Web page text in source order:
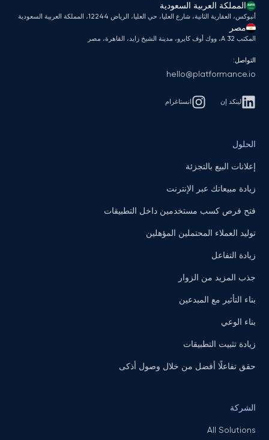
المملكة العربية السعودية
أنبوكس، العقارية الثانية، شارع العليا، حي العليا، الرياض 12244، المملكة العربية السعودية
مصر
المكتب A 32، ووك أوف كايرو، مدينة الشيخ زايد، القاهرة، مصر
التواصل:
hello@platformance.io
لينكد إن انستاغرام
الحلول
إعلانات البيع بالتجزئة
زيادة مبيعاتك عبر الإنترنت
فتح فرص كسب مستخدمين داخل التطبيقات
توليد العملاء المحتملين المؤهلين
زيادة التفاعل
جذب المزيد من الزوار
بناء التأثير مع المبدعين
بناء الوعي
زيادة تثبيت التطبيقات
حقق تفاعلًا أفضل من خلال وصول أذكى
الشركة
All Solutions